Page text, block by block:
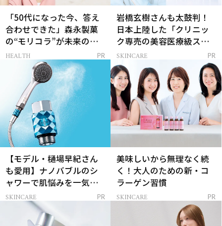
「50代になった今、答え
合わせできた」森永製菓
の“モリコラ”が未来のキ
レイを連れてくる！
HEALTH PR
岩橋玄樹さんも太鼓判！
日本上陸した「クリニッ
ク専売の美容医療級スキ
ンケア」
SKINCARE PR
【モデル・樋場早紀さん
も愛用】ナノバブルのシ
ャワーで肌悩みを一気に
解決
SKINCARE PR
美味しいから無理なく続
く！大人のための新・コ
ラーゲン習慣
SKINCARE PR